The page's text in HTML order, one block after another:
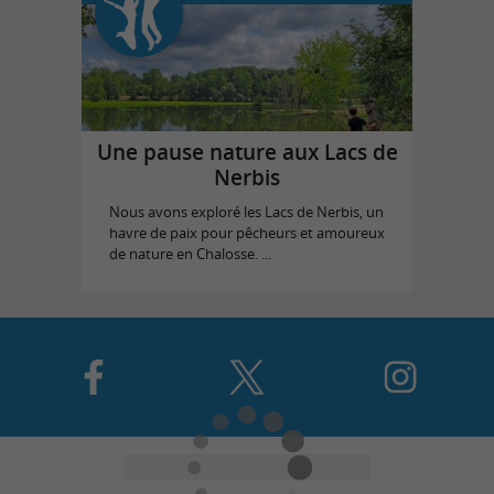
Une pause nature aux Lacs de
Nerbis
Nous avons exploré les Lacs de Nerbis, un
havre de paix pour pêcheurs et amoureux
de nature en Chalosse. ...